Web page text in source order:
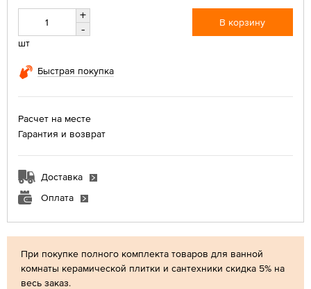
При покупке полного комплекта товаров для ванной
комнаты керамической плитки и сантехники скидка 5% на
весь заказ.
+
-
шт
В корзину
Быстрая покупка
Расчет на месте
Гарантия и возврат
Доставка
Оплата